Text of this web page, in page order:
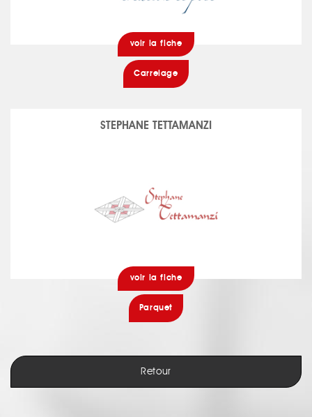
voir la fiche
Carrelage
STEPHANE TETTAMANZI
voir la fiche
Parquet
Retour